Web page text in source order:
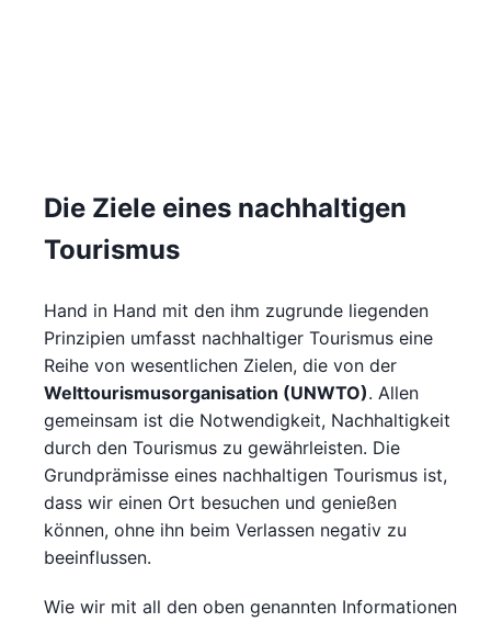
Die Ziele eines nachhaltigen
Tourismus
Hand in Hand mit den ihm zugrunde liegenden
Prinzipien umfasst nachhaltiger Tourismus eine
Reihe von wesentlichen Zielen, die von der
Welttourismusorganisation (UNWTO). Allen
gemeinsam ist die Notwendigkeit, Nachhaltigkeit
durch den Tourismus zu gewährleisten. Die
Grundprämisse eines nachhaltigen Tourismus ist,
dass wir einen Ort besuchen und genießen
können, ohne ihn beim Verlassen negativ zu
beeinflussen.
Wie wir mit all den oben genannten Informationen